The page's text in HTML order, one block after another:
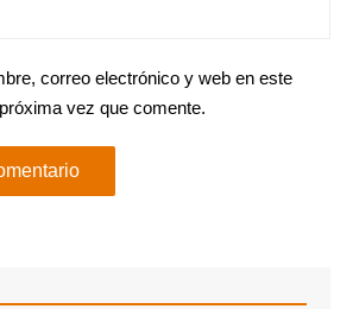
correo electrónico y web en este
vez que comente.